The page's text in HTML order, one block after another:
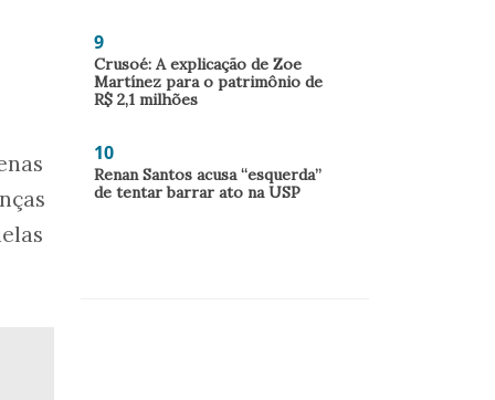
9
Crusoé: A explicação de Zoe
Martínez para o patrimônio de
R$ 2,1 milhões
10
Renan Santos acusa “esquerda”
de tentar barrar ato na USP